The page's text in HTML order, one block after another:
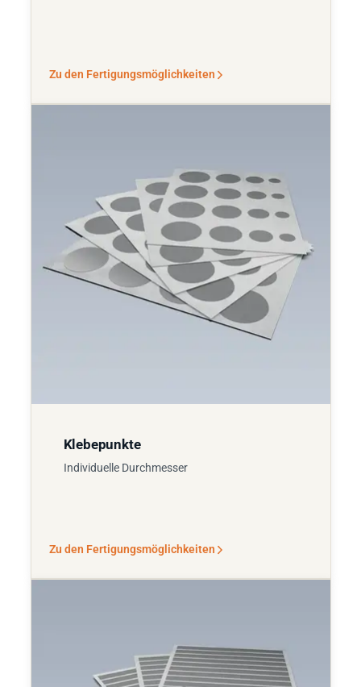
Zu den Fertigungsmöglichkeiten
Klebepunkte
Individuelle Durchmesser
Zu den Fertigungsmöglichkeiten